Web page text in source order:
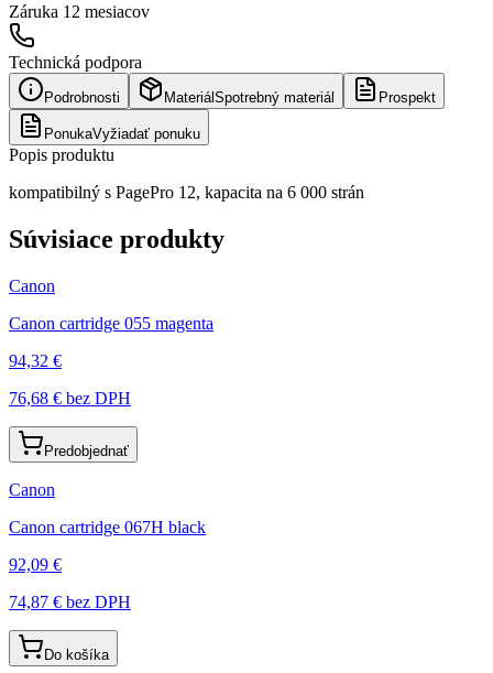
Záruka 12 mesiacov
Technická podpora
Podrobnosti Materiál Spotrebný materiál Prospekt
PonukaVyžiadať ponuku
Popis produktu
kompatibilný s PagePro 12, kapacita na 6 000 strán
Súvisiace produkty
Canon
Canon cartridge 055 magenta
94,32 €
76,68 € bez DPH
Predobjednať
Canon
Canon cartridge 067H black
92,09 €
74,87 € bez DPH
Do košíka